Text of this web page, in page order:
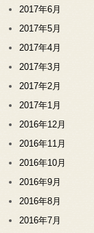
2017年6月
2017年5月
2017年4月
2017年3月
2017年2月
2017年1月
2016年12月
2016年11月
2016年10月
2016年9月
2016年8月
2016年7月